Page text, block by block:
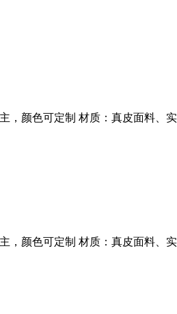
，颜色可定制 材质：真皮面料
，颜色可定制 材质：真皮面料